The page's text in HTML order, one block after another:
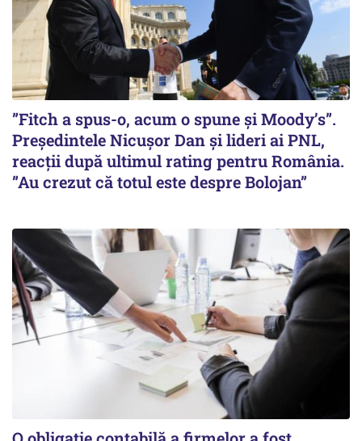
”Fitch a spus-o, acum o spune și Moody’s”.
Președintele Nicușor Dan și lideri ai PNL,
reacții după ultimul rating pentru România.
”Au crezut că totul este despre Bolojan”